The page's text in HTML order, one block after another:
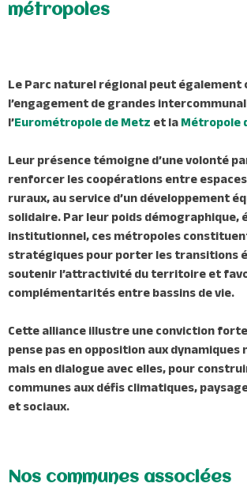
métropoles
Le Parc naturel régional peut
l’engagement de grandes
l’Eurométropole de Metzet laMétropole
Leur présence témoigne d’une volonté
renforcer les coopérations entre
ruraux, au service d’un développement
solidaire. Par leur poids démographique,
institutionnel, ces métropoles
stratégiques pour porter les transitions
soutenir l’attractivité du territoire et
complémentarités entre bassins de vie.
Cette alliance illustre une conviction
pense pas en opposition aux
mais en dialogue avec elles, pour
communes aux défis climatiques,
et sociaux.
Nos communes associées